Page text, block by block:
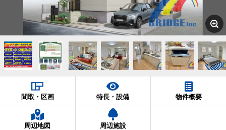
間取・区画 特長・設備 物件概要
周辺地図 周辺施設